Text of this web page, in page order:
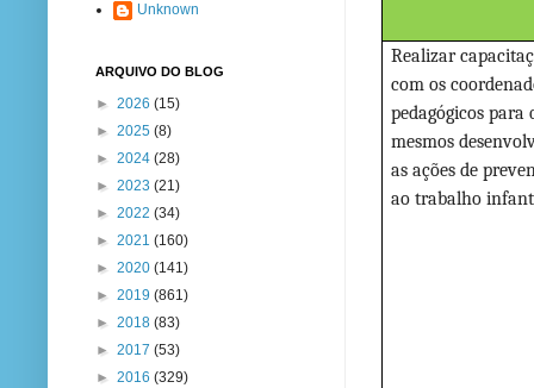
Realizar
com os
pedagógicos para
mesmos
as ações de
ao trabalho
Unknown
ARQUIVO DO BLOG
► 2026 (15)
► 2025 (8)
► 2024 (28)
► 2023 (21)
► 2022 (34)
► 2021 (160)
► 2020 (141)
► 2019 (861)
► 2018 (83)
► 2017 (53)
► 2016 (329)